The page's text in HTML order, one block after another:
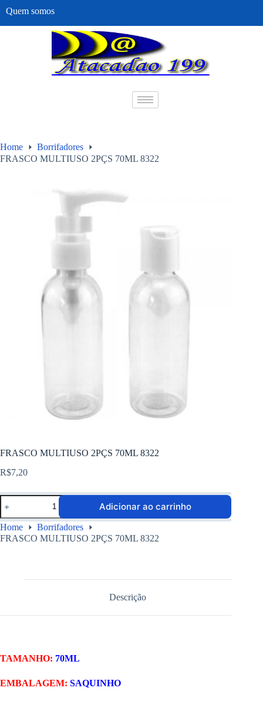
Quem somos
Home
Borrifadores
FRASCO MULTIUSO 2PÇS 70ML 8322
FRASCO MULTIUSO 2PÇS 70ML 8322
R$7,20
Adicionar ao carrinho
Home
Borrifadores
FRASCO MULTIUSO 2PÇS 70ML 8322
Descrição
TAMANHO: 70ML
EMBALAGEM: SAQUINHO